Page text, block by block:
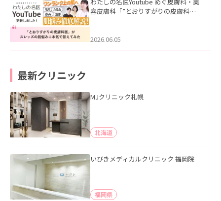
容皮膚科「”とおりすがりの皮膚科
2026.06.05
最新クリニック
MJクリニック札幌
北海道
いびきメディカルクリニック 福岡院
福岡県